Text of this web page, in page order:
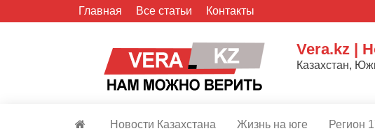
Главная Все статьи Контакты
Vera.kz |
Казахстан,
Новости Казахстана Жизнь на юге Регион